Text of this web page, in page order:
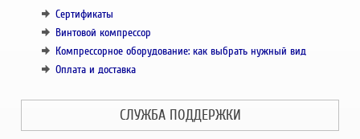
Сертификаты
Винтовой компрессор
Компрессорное оборудование: как выбрать нужный вид
Оплата и доставка
СЛУЖБА ПОДДЕРЖКИ